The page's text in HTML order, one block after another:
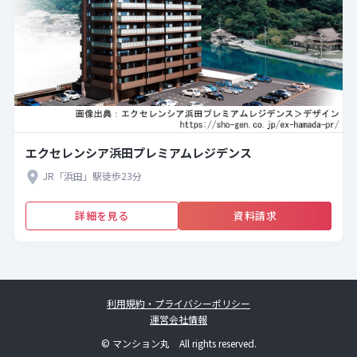
エクセレンシア浜田プレミアムレジデンス
JR「浜田」駅徒歩23分
詳細を見る 資料請求
利用規約・プライバシーポリシー
運営会社情報
© マンション丸 All rights reserved.